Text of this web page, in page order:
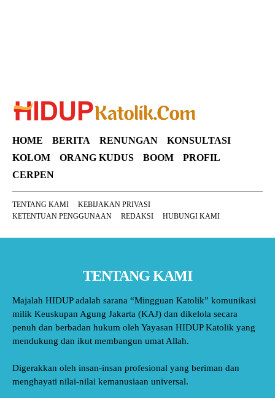
HOME BERITA RENUNGAN
KONSULTASI
KOLOM
ORANG KUDUS BOOM
PROFIL
CERPEN
TENTANG KAMI
KEBIJAKAN PRIVASI
KETENTUAN PENGGUNAAN
REDAKSI HUBUNGI KAMI
TENTANG KAMI
Majalah HIDUP adalah sarana “Mingguan Katolik” komunikasi
milik Keuskupan Agung Jakarta (KAJ) dan dikelola secara
penuh dan berbadan hukum oleh Yayasan HIDUP Katolik yang
mendukung dan ikut membangun umat Allah.
Digerakkan oleh insan-insan profesional yang beriman dan
menghayati nilai-nilai kemanusiaan universal.